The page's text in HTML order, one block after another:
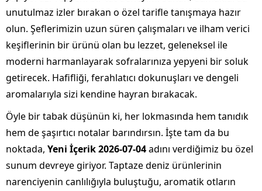
unutulmaz izler bırakan o özel tarifle tanışmaya hazır
olun. Şeflerimizin uzun süren çalışmaları ve ilham verici
keşiflerinin bir ürünü olan bu lezzet, geleneksel ile
moderni harmanlayarak sofralarınıza yepyeni bir soluk
getirecek. Hafifliği, ferahlatıcı dokunuşları ve dengeli
aromalarıyla sizi kendine hayran bırakacak.
Öyle bir tabak düşünün ki, her lokmasında hem tanıdık
hem de şaşırtıcı notalar barındırsın. İşte tam da bu
noktada, Yeni İçerik 2026-07-04adını verdiğimiz bu özel
sunum devreye giriyor. Taptaze deniz ürünlerinin
narenciyenin canlılığıyla buluştuğu, aromatik otların